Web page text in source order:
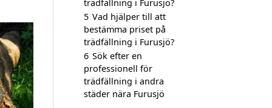
trädfällning i Furusjö?
5 Vad hjälper till att
bestämma priset på
trädfällning i Furusjö?
6 Sök efter en
professionell för
trädfällning i andra
städer nära Furusjö